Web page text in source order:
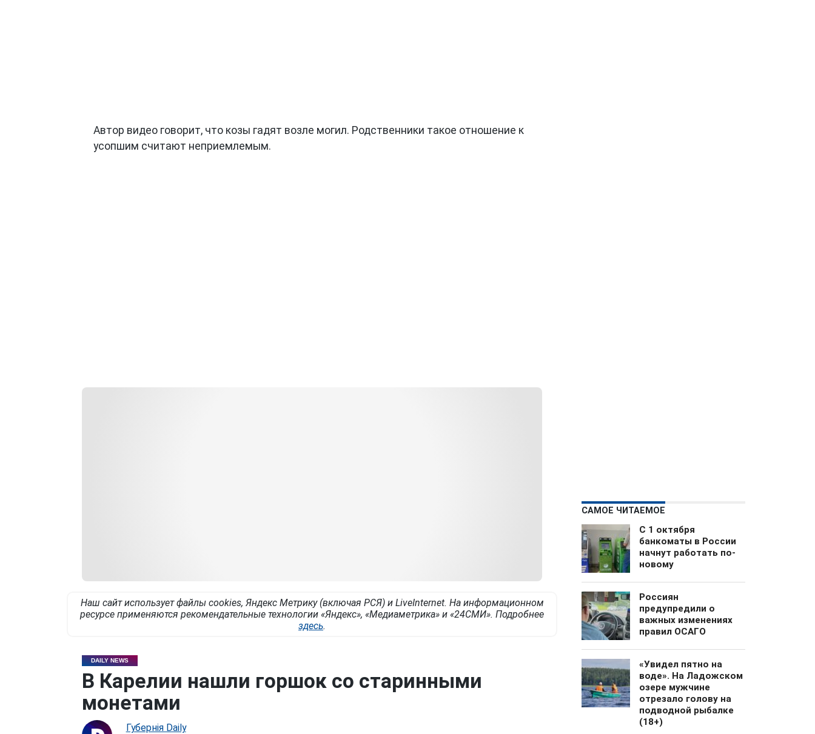
Автор видео говорит, что козы гадят возле могил. Родственники такое отношение к
усопшим считают неприемлемым.
Наш сайт использует файлы cookies, Яндекс Метрику (включая РСЯ) и LiveInternet. На информационном
ресурсе применяются рекомендательные технологии «Яндекс», «Медиаметрика» и «24СМИ». Подробнее
здесь.
DAILY NEWS
В Карелии нашли горшок со старинными
монетами
Губернiя Daily
САМОЕ ЧИТАЕМОЕ
С 1 октября
банкоматы в России
начнут работать по-
новому
Россиян
предупредили о
важных изменениях
правил ОСАГО
«Увидел пятно на
воде». На Ладожском
озере мужчине
отрезало голову на
подводной рыбалке
(18+)